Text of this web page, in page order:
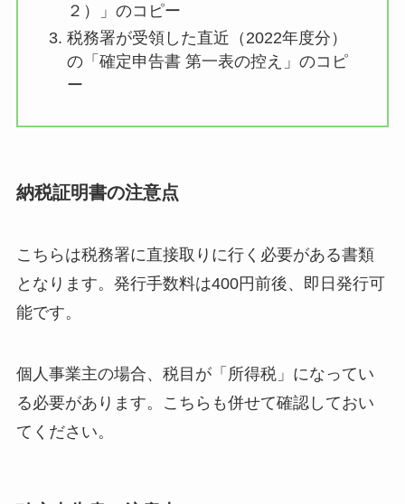
２）」のコピー
税務署が受領した直近（2022年度分）
の「確定申告書 第一表の控え」のコピ
ー
納税証明書の注意点
こちらは税務署に直接取りに行く必要がある書類
となります。発行手数料は400円前後、即日発行可
能です。
個人事業主の場合、税目が「所得税」になってい
る必要があります。こちらも併せて確認しておい
てください。